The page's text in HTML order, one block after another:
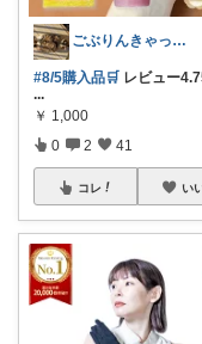
ごぶりんきゃっと@感謝(*≧▽≦*)ゞ
#8/5購入品🛒 レビュー
...
￥ 1,000
0 2 41
コレ い